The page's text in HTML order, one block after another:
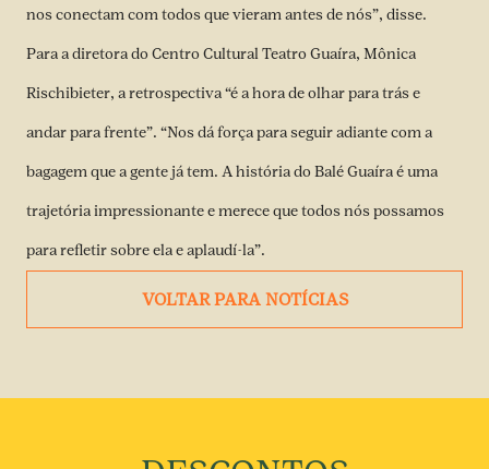
nos conectam com todos que vieram antes de nós”, disse.
Para a diretora do Centro Cultural Teatro Guaíra, Mônica
Rischibieter, a retrospectiva “é a hora de olhar para trás e
andar para frente”. “Nos dá força para seguir adiante com a
bagagem que a gente já tem. A história do Balé Guaíra é uma
trajetória impressionante e merece que todos nós possamos
para refletir sobre ela e aplaudí-la”.
VOLTAR PARA NOTÍCIAS